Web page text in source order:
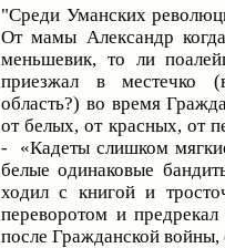
"Среди Уманских
От мамы Александр
меньшевик, то ли
приезжал в местечко
область?) во время
от белых, от красных, от
- «Кадеты слишком
белые одинаковые
ходил с книгой и
переворотом и
после Гражданской войны,